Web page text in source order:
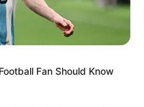
DE BOSA
Remanso: familias de
Fan Should Know